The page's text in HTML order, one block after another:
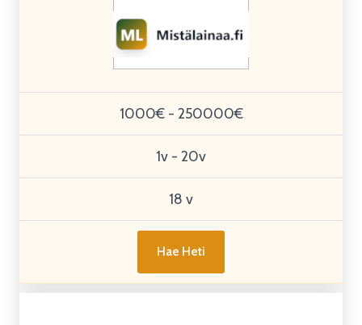
1000€ - 250000€
1v - 20v
18 v
Hae Heti